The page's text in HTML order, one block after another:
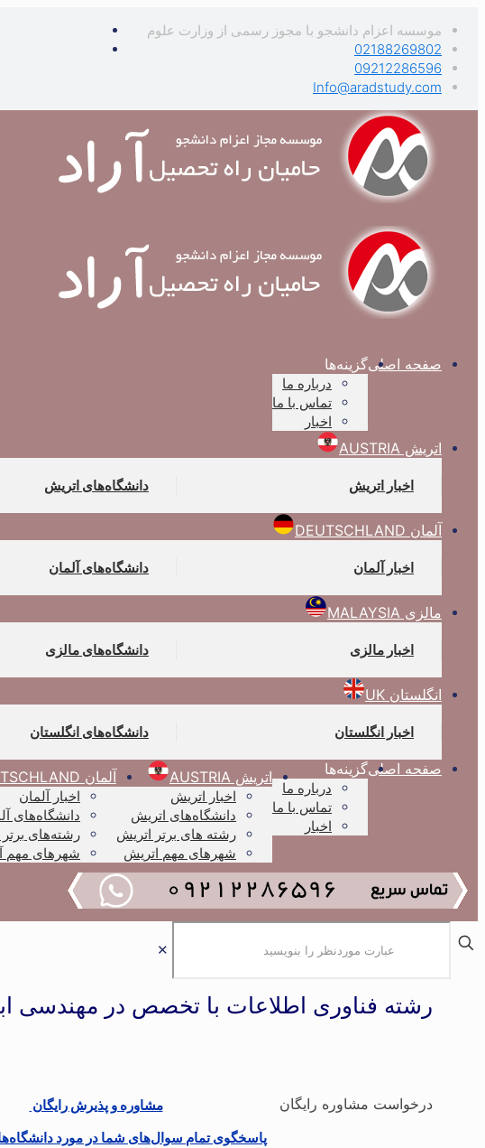
موسسه اعزام دانشجو با مجوز رسمی از وزارت علوم
02188269802
09212286596
Info@aradstudy.com
صفحه اصلیگزینه‌ها
درباره ما
تماس با ما
اخبار
اتریش AUSTRIA
اخبار اتریش دانشگاه‌های اتریش
آلمان DEUTSCHLAND
اخبار آلمان دانشگاه‌های آلمان
مالزی MALAYSIA
اخبار مالزی دانشگاه‌های مالزی
انگلستان UK
اخبار انگلستان دانشگاه‌های انگلستان
صفحه اصلیگزینه‌ها
درباره ما
تماس با ما
اخبار
اتریش AUSTRIA
اخبار اتریش
دانشگاه‌های اتریش
رشته های برتر اتریش
شهرهای مهم اتریش
آلمان DEUTSCHLAND
اخبار آلمان
دانشگاه‌های
رشته‌های برتر
شهرهای مهم
✕
رشته فناوری اطلاعات با تخصص در مهندسی
درخواست مشاوره رایگان
مشاوره و پذیرش رایگان
پاسخگوی تمام سوال‌های شما در مورد